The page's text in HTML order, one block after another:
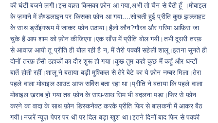
की घंटी बजने लगी।इस वक़्त किसका फ़ोन आ गया,अभी तो चैन से बैठी हूँ ।मोबाइल
के ज़माने में लैण्डलाइन पर किसका फ़ोन आ गया….सोचती हुई प्रीति कुछ झल्लाहट
के साथ ड्रॉइंगरूम में जाकर फ़ोन उठाया।हैलो कौन?गौरव और गरिमा आफ़िस जा
चुके हैं आप शाम को फ़ोन कीजिएगा।एक साँस में प्रीति बोल गयी।तभी दूसरी तरफ़
से आवाज़ आयी तू प्रीति ही बोल रही है न, मैं तेरी पक्की सहेली शालू।इतना सुनते ही
दोनों तरफ़ हँसी ठहाकों का दौर शुरू हो गया।कुछ तुम कहो कुछ मैं कहूँ और घन्टों
बातें होती रहीं।शालू ने बताया बड़ी मुश्किल से तेरे बेटे का ये फ़ोन नम्बर मिला।तेरा
पहले वाला मोबाइल आउट आफ सर्विस बता रहा था।प्रीति ने बताया कि पहले वाला
मोबाइल ख़राब हो गया तब फ़ोन के साथ-साथ सिम भी बदलना पड़ा।फिर से फ़ोन
करने का वादा के साथ फ़ोन डिस्कनेक्ट करके प्रीति फिर से बालकनी में आकर बैठ
गयी।नज़रें न्यूज़ पेपर पर थी पर दिल बड़ा खुश था।इतने दिनों बाद फिर से पक्की